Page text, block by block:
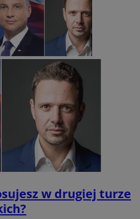
w drugiej turze